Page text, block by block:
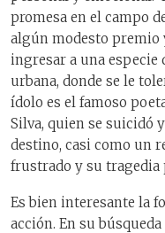
promesa en el campo
algún modesto premio
ingresar a una
urbana, donde se le
ídolo es el famoso
Silva, quien se suicidó
destino, casi como un
frustrado y su tragedia
Es bien interesante la
acción. En su